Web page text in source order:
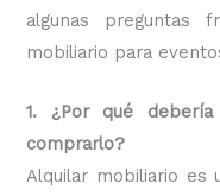
algunas preguntas
mobiliario para
1. ¿Por qué
comprarlo?
Alquilar mobiliario es